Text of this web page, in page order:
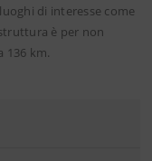
di interesse come
è per non
136 km.